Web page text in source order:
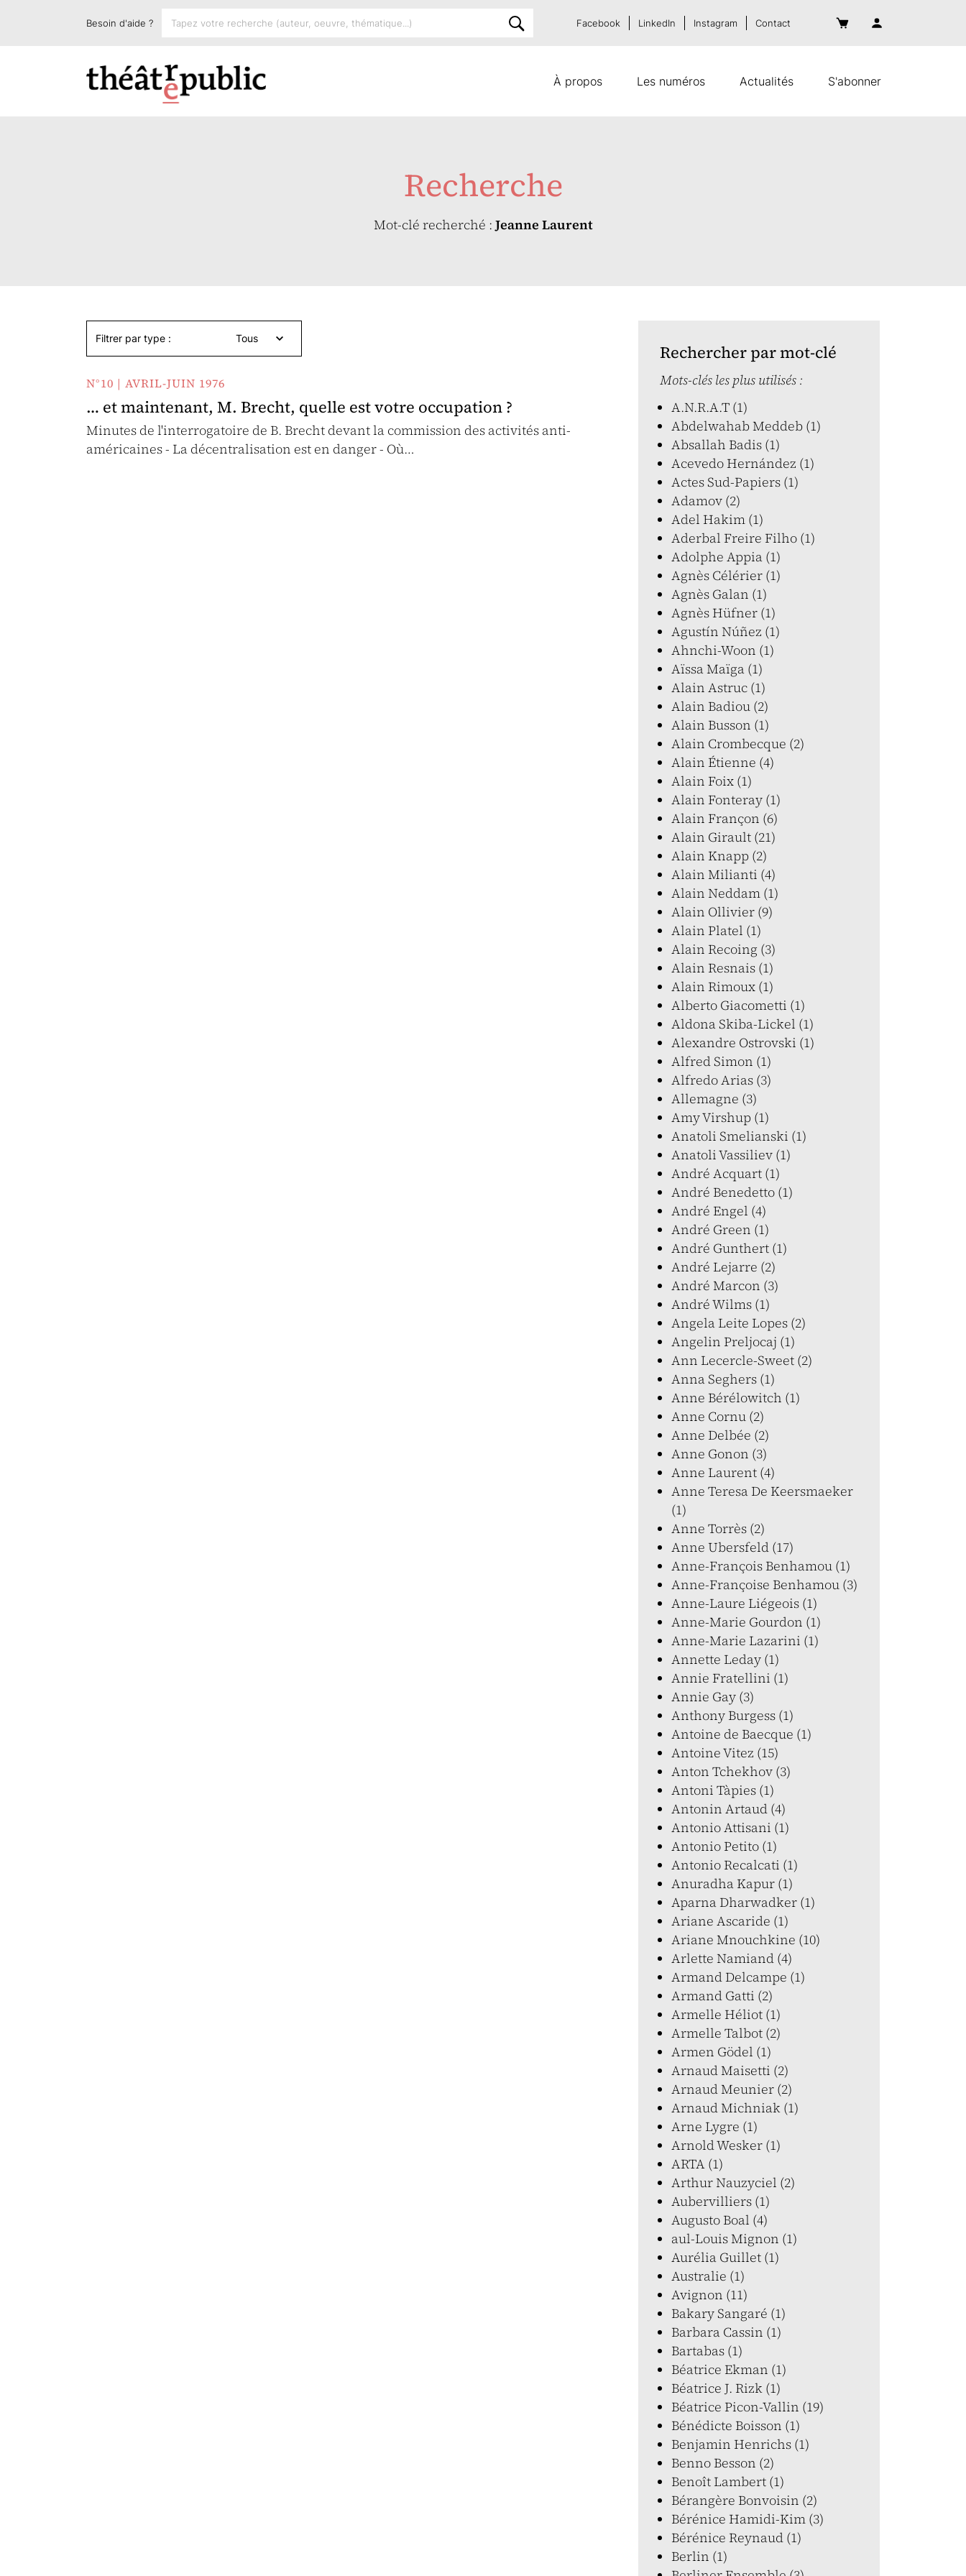
À propos Les numéros Actualités S'abonner
Besoin d'aide ? Facebook LinkedIn Instagram Contact
Recherche
Mot-clé recherché :Jeanne Laurent
Filtrer par type : Tous
N°10 | AVRIL-JUIN 1976
… et maintenant, M. Brecht, quelle est votre occupation ?
Minutes de l'interrogatoire de B. Brecht devant la commission des activités anti-
américaines - La décentralisation est en danger - Où…
Rechercher par mot-clé
Mots-clés les plus utilisés :
A.N.R.A.T (1)
Abdelwahab Meddeb (1)
Absallah Badis (1)
Acevedo Hernández (1)
Actes Sud-Papiers (1)
Adamov (2)
Adel Hakim (1)
Aderbal Freire Filho (1)
Adolphe Appia (1)
Agnès Célérier (1)
Agnès Galan (1)
Agnès Hüfner (1)
Agustín Núñez (1)
Ahnchi-Woon (1)
Aïssa Maïga (1)
Alain Astruc (1)
Alain Badiou (2)
Alain Busson (1)
Alain Crombecque (2)
Alain Étienne (4)
Alain Foix (1)
Alain Fonteray (1)
Alain Françon (6)
Alain Girault (21)
Alain Knapp (2)
Alain Milianti (4)
Alain Neddam (1)
Alain Ollivier (9)
Alain Platel (1)
Alain Recoing (3)
Alain Resnais (1)
Alain Rimoux (1)
Alberto Giacometti (1)
Aldona Skiba-Lickel (1)
Alexandre Ostrovski (1)
Alfred Simon (1)
Alfredo Arias (3)
Allemagne (3)
Amy Virshup (1)
Anatoli Smelianski (1)
Anatoli Vassiliev (1)
André Acquart (1)
André Benedetto (1)
André Engel (4)
André Green (1)
André Gunthert (1)
André Lejarre (2)
André Marcon (3)
André Wilms (1)
Angela Leite Lopes (2)
Angelin Preljocaj (1)
Ann Lecercle-Sweet (2)
Anna Seghers (1)
Anne Bérélowitch (1)
Anne Cornu (2)
Anne Delbée (2)
Anne Gonon (3)
Anne Laurent (4)
Anne Teresa De Keersmaeker
(1)
Anne Torrès (2)
Anne Ubersfeld (17)
Anne-François Benhamou (1)
Anne-Françoise Benhamou (3)
Anne-Laure Liégeois (1)
Anne-Marie Gourdon (1)
Anne-Marie Lazarini (1)
Annette Leday (1)
Annie Fratellini (1)
Annie Gay (3)
Anthony Burgess (1)
Antoine de Baecque (1)
Antoine Vitez (15)
Anton Tchekhov (3)
Antoni Tàpies (1)
Antonin Artaud (4)
Antonio Attisani (1)
Antonio Petito (1)
Antonio Recalcati (1)
Anuradha Kapur (1)
Aparna Dharwadker (1)
Ariane Ascaride (1)
Ariane Mnouchkine (10)
Arlette Namiand (4)
Armand Delcampe (1)
Armand Gatti (2)
Armelle Héliot (1)
Armelle Talbot (2)
Armen Gödel (1)
Arnaud Maisetti (2)
Arnaud Meunier (2)
Arnaud Michniak (1)
Arne Lygre (1)
Arnold Wesker (1)
ARTA (1)
Arthur Nauzyciel (2)
Aubervilliers (1)
Augusto Boal (4)
aul-Louis Mignon (1)
Aurélia Guillet (1)
Australie (1)
Avignon (11)
Bakary Sangaré (1)
Barbara Cassin (1)
Bartabas (1)
Béatrice Ekman (1)
Béatrice J. Rizk (1)
Béatrice Picon-Vallin (19)
Bénédicte Boisson (1)
Benjamin Henrichs (1)
Benno Besson (2)
Benoît Lambert (1)
Bérangère Bonvoisin (2)
Bérénice Hamidi-Kim (3)
Bérénice Reynaud (1)
Berlin (1)